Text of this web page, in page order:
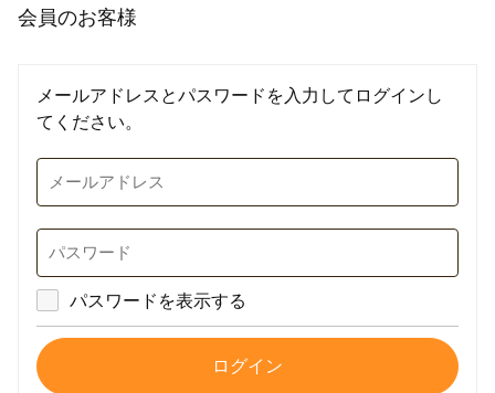
会員のお客様
メールアドレスとパスワードを入力してログインし
てください。
パスワードを表示する